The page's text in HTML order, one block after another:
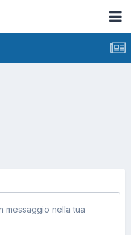
messaggio nella tua